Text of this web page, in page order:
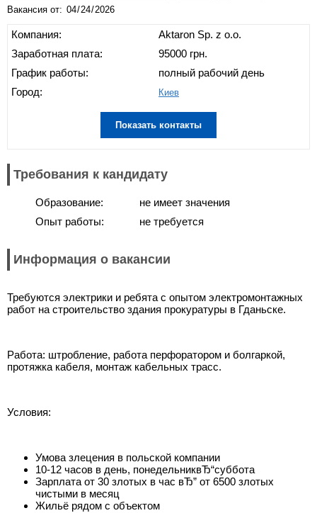
Вакансия от:
Компания:
Заработная плата:
График работы:
Город:
Aktaron Sp. z o.o.
95000 грн.
полный рабочий день
Киев
Показать контакты
Требования к кандидату
Образование:
Опыт работы:
не имеет значения
не требуется
Информация о вакансии
Требуются электрики и ребята с опытом электромонтажных
работ на строительство здания прокуратуры в Гданьске.
Работа: штробление, работа перфоратором и болгаркой,
протяжка кабеля, монтаж кабельных трасс.
Условия:
Умова злецения в польской компании
10-12 часов в день, понедельниквЂ“суббота
Зарплата от 30 злотых в час вЂ” от 6500 злотых
чистыми в месяц
Жильё рядом с объектом